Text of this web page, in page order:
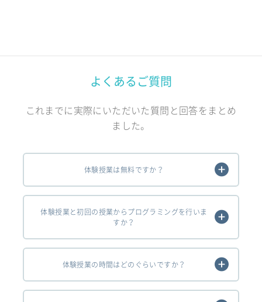
よくあるご質問
これまでに実際にいただいた質問と回答をまとめ
ました。
体験授業は無料ですか？
体験授業と初回の授業からプログラミングを行いま
すか？
体験授業の時間はどのぐらいですか？